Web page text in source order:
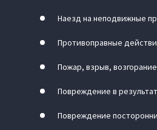
Наезд на неподвижные
Противоправные
Пожар, взрыв,
Повреждение в
Повреждение